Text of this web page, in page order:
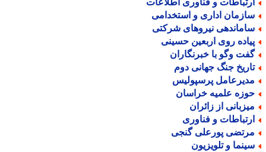
و فناوری اطلاعات
اداری و استخدامی
نیروهای شرکتی
روی اربعین حسینی
وگو با خبرنگاران
جنگ جهانی دوم
پرسپولیس
علمیه خراسان
از زائران
و فناوری
پورعلی گنجی
و تلویزیون